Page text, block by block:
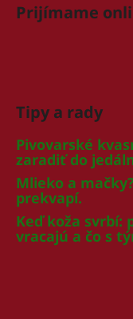
Prijímame
Tipy a rady
Pivovarské
zaradiť do
Mlieko a
prekvapí.
Keď koža svrbí:
vracajú a čo s